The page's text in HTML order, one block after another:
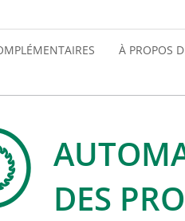
À PROPOS
DES